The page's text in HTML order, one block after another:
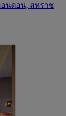
ลอนดอน, สหราช